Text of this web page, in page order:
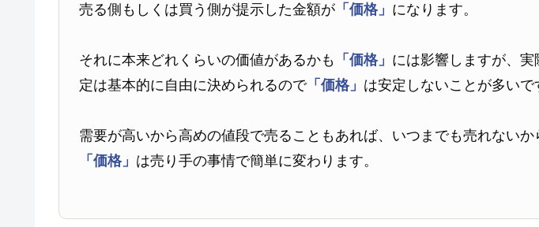
売る側もしくは買う側が提示した金額が 「価格」 になります。
それに本来どれくらいの価値があるかも 「価格」 には影響しますが、
定は基本的に自由に決められるので「価格」 は安定しないことが多いで
需要が高いから高めの値段で売ることもあれば、いつまでも売れない
「価格」 は売り手の事情で簡単に変わります。